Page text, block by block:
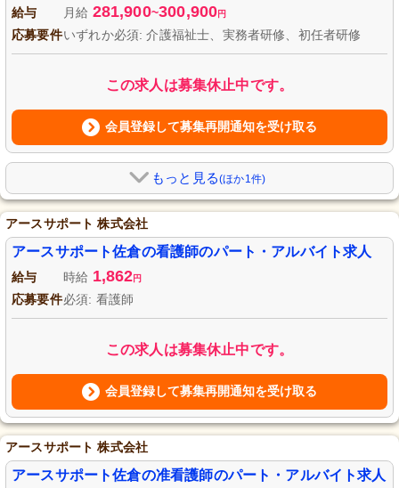
給与 月給 281,900~300,900円
応募要件いずれか必須: 介護福祉士、実務者研修、初任者研修
この求人は募集休止中です。
会員登録して募集再開通知を受け取る
もっと見る(ほか1件)
アースサポート 株式会社
アースサポート佐倉の看護師のパート・アルバイト求人
給与 時給 1,862円
応募要件必須: 看護師
この求人は募集休止中です。
会員登録して募集再開通知を受け取る
アースサポート 株式会社
アースサポート佐倉の准看護師のパート・アルバイト求人